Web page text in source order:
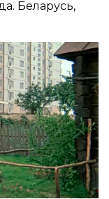
Беларусь,